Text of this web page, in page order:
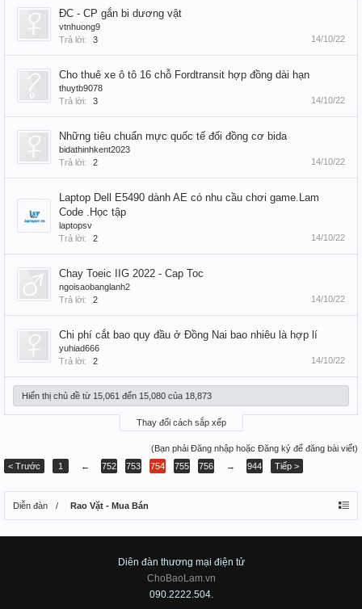
ĐC - CP gắn bi dương vật
vtnhuong9
Trả lời:
3 14/10/22
Cho thuê xe ô tô 16 chỗ Fordtransit hợp đồng dài hạn
thuytb9078
Trả lời:
3 14/10/22
Những tiêu chuẩn mực quốc tế đối đồng cơ bida
bidathinhkent2023
Trả lời:
2 14/10/22
Laptop Dell E5490 dành AE có nhu cầu chơi game.Lam
Code .Học tập
laptopsv
Trả lời:
2 14/10/22
Chay Toeic IIG 2022 - Cap Toc
ngoisaobanglanh2
Trả lời:
2 14/10/22
Chi phí cắt bao quy đầu ở Đồng Nai bao nhiêu là hợp lí
yuhiad666
Trả lời:
2 14/10/22
Hiển thị chủ đề từ 15,061 đến 15,080 của 18,873
Thay đổi cách sắp xếp
(Bạn phải Đăng nhập hoặc Đăng ký để đăng bài viết)
< Trước
1 ← 752 753 754 755 756 → 944 Tiếp >
Diễn đàn Rao Vặt - Mua Bán
Diên đàn thương mại điện tử
ChoBaoLam.vn
090.2222.504.